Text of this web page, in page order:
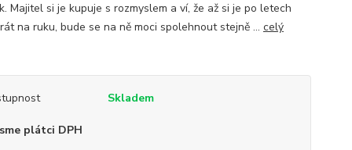
Majitel si je kupuje s rozmyslem a ví, že až si je po letech
na ruku, bude se na ně moci spolehnout stejně ... celý
Skladem
plátci DPH